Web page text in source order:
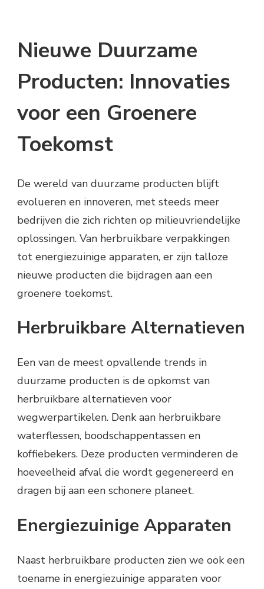
Nieuwe Duurzame
Producten: Innovaties
voor een Groenere
Toekomst
De wereld van duurzame producten blijft
evolueren en innoveren, met steeds meer
bedrijven die zich richten op milieuvriendelijke
oplossingen. Van herbruikbare verpakkingen
tot energiezuinige apparaten, er zijn talloze
nieuwe producten die bijdragen aan een
groenere toekomst.
Herbruikbare Alternatieven
Een van de meest opvallende trends in
duurzame producten is de opkomst van
herbruikbare alternatieven voor
wegwerpartikelen. Denk aan herbruikbare
waterflessen, boodschappentassen en
koffiebekers. Deze producten verminderen de
hoeveelheid afval die wordt gegenereerd en
dragen bij aan een schonere planeet.
Energiezuinige Apparaten
Naast herbruikbare producten zien we ook een
toename in energiezuinige apparaten voor